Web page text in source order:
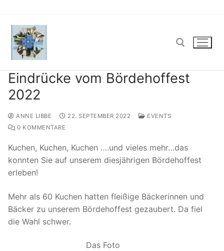
Inhalt
springen
Suchen nach:
Eindrücke vom Bördehoffest
2022
ANNE LIBBE 22. SEPTEMBER 2022
EVENTS
0 KOMMENTARE
Kuchen, Kuchen, Kuchen ….und vieles mehr…das
konnten Sie auf unserem diesjährigen Bördehoffest
erleben!
Mehr als 60 Kuchen hatten fleißige Bäckerinnen und
Bäcker zu unserem Bördehoffest gezaubert. Da fiel
die Wahl schwer.
Das Foto